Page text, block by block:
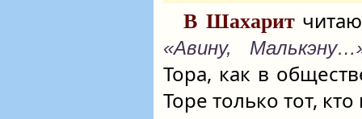
В Шахарит
«Авину,
Тора, как в
Торе только тот, кто